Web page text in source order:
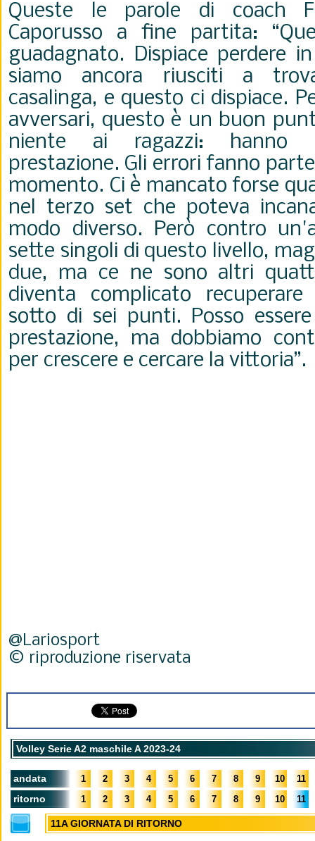
Queste le parole di coach
Caporusso a fine partita:
guadagnato. Dispiace perdere
siamo ancora riusciti a
casalinga, e questo ci dispiace.
avversari, questo è un buon
niente ai ragazzi: hanno
prestazione. Gli errori fanno
momento. Ci è mancato forse
nel terzo set che poteva
modo diverso. Però contro
sette singoli di questo livello,
due, ma ce ne sono altri
diventa complicato
sotto di sei punti. Posso
prestazione, ma dobbiamo
per crescere e cercare la vittoria”.
@Lariosport
© riproduzione riservata
Volley Serie A2 maschile A 2023-24
andata 1 2 3 4 5 6 7 8 9 10 11
ritorno 1 2 3 4 5 6 7 8 9 10 11
11A GIORNATA DI RITORNO